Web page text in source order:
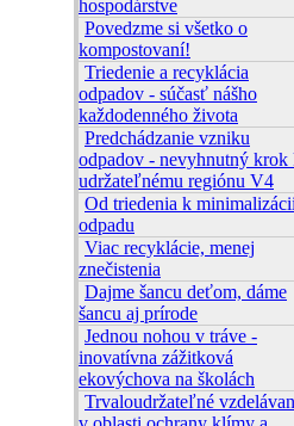
hospodárstve
Povedzme si všetko o
kompostovaní!
Triedenie a recyklácia
odpadov - súčasť nášho
každodenného života
Predchádzanie vzniku
odpadov - nevyhnutný krok
udržateľnému regiónu V4
Od triedenia k
odpadu
Viac recyklácie, menej
znečistenia
Dajme šancu deťom, dáme
šancu aj prírode
Jednou nohou v tráve -
inovatívna zážitková
ekovýchova na školách
Trvaloudržateľné